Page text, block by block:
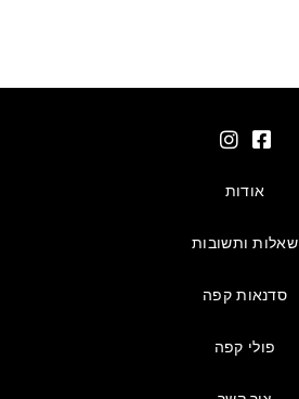
אודות
שאלות ותשובות
סדנאות קפה
פולי קפה